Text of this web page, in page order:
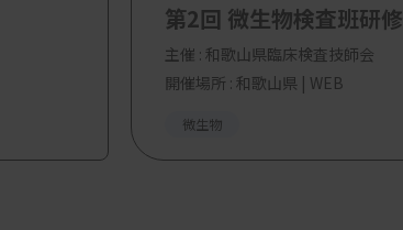
第2回 微生物検査班研
主催 : 和歌山県臨床検査技師会
開催場所 : 和歌山県 | WEB
微生物